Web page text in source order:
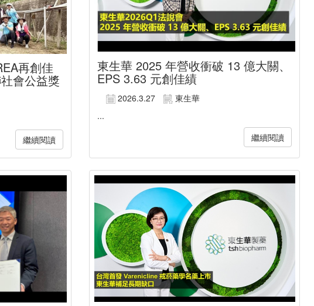
再創佳
會公益獎
繼續閱讀
東生華 2025 年營收衝破 13 億大關、
EPS 3.63 元創佳績
2026.3.27
東生華
...
繼續閱讀